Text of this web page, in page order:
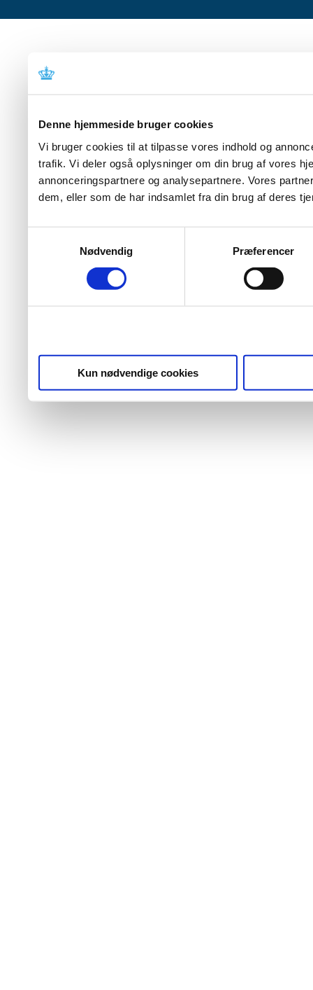
Denne hjemmeside bruger cookies
Vi bruger cookies til at tilpasse vores indhold og
trafik. Vi deler også oplysninger om din brug af vores
annonceringspartnere og analysepartnere. Vores
dem, eller som de har indsamlet fra din brug af deres
Nødvendig
Præferencer
Kun nødvendige cookies